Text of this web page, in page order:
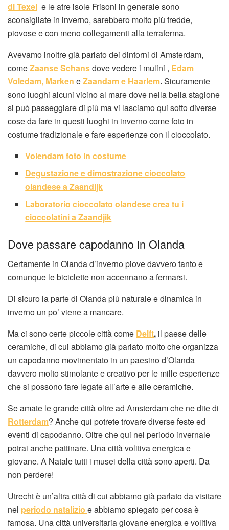
di Texel e le atre isole Frisoni in generale sono
sconsigliate in inverno, sarebbero molto più fredde,
piovose e con meno collegamenti alla terraferma.
Avevamo inoltre già parlato dei dintorni di Amsterdam,
comeZaanse Schansdove vedere i mulini , Edam
Voledam, Marken eZaandam e Haarlem.Sicuramente
sono luoghi alcuni vicino al mare dove nella bella stagione
si può passeggiare di più ma vi lasciamo qui sotto diverse
cose da fare in questi luoghi in inverno come foto in
costume tradizionale e fare esperienze con il cioccolato.
Volendam foto in costume
Degustazione e dimostrazione cioccolato
olandese a Zaandijk
Laboratorio cioccolato olandese crea tu i
cioccolatini a Zaandjik
Dove passare capodanno in Olanda
Certamente in Olanda d’inverno piove davvero tanto e
comunque le biciclette non accennano a fermarsi.
Di sicuro la parte di Olanda più naturale e dinamica in
inverno un po’ viene a mancare.
Ma ci sono certe piccole città come Delft, il paese delle
ceramiche, di cui abbiamo già parlato molto che organizza
un capodanno movimentato in un paesino d’Olanda
davvero molto stimolante e creativo per le mille esperienze
che si possono fare legate all’arte e alle ceramiche.
Se amate le grande città oltre ad Amsterdam che ne dite di
Rotterdam? Anche qui potrete trovare diverse feste ed
eventi di capodanno. Oltre che qui nel periodo invernale
potrai anche pattinare. Una città volitiva energica e
giovane. A Natale tutti i musei della città sono aperti. Da
non perdere!
Utrecht è un’altra città di cui abbiamo già parlato da visitare
nel periodo natalizio e abbiamo spiegato per cosa è
famosa. Una città universitaria giovane energica e volitiva